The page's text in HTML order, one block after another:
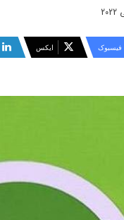
فیسبوک ایکس